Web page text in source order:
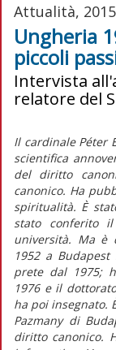
Attualità,
Ungheria
piccoli
Intervista
relatore del
Il cardinale Péter
scientifica
del diritto
canonico. Ha
spiritualità. È
stato conferito
università. Ma è
1952 a
prete dal 1975;
1976 e il
ha poi insegnato.
Pazmany di
diritto canonico.